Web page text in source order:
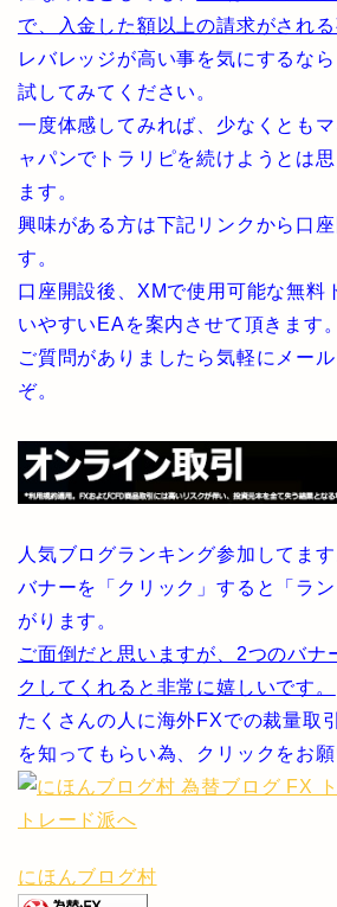
で、入金した額以上の請求がされる
レバレッジが高い事を気にするな
試してみてください。
一度体感してみれば、少なくとも
ャパンでトラリピを続けようとは
ます。
興味がある方は下記リンクから口
す。
口座開設後、XMで使用可能な無料
いやすいEAを案内させて頂きます。
ご質問がありましたら気軽にメー
ぞ。
人気ブログランキング参加してます
バナーを「クリック」すると「ラ
がります。
ご面倒だと思いますが、2つのバナ
クしてくれると非常に嬉しいです。
たくさんの人に海外FXでの裁量取
を知ってもらい為、クリックをお願
にほんブログ村